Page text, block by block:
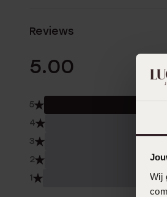
Wij
Reviews
5.00
5
4
3
2
1